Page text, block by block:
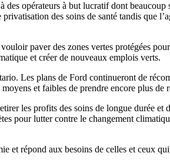
opérateurs à but lucratif dont
des soins de santé tandis que
paver des zones vertes protégées
et créer de nouveaux emplois verts.
Les plans de Ford continueront de
et faibles de prendre encore plus de
les profits des soins de longue durée
pour lutter contre le changement
et répond aux besoins de celles et ceux